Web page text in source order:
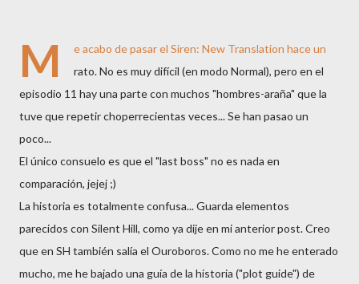
M e acabo de pasar el Siren: New Translation hace un
rato. No es muy difícil (en modo Normal), pero en el
episodio 11 hay una parte con muchos "hombres-araña" que la
tuve que repetir choperrecientas veces... Se han pasao un
poco...
El único consuelo es que el "last boss" no es nada en
comparación, jejej ;)
La historia es totalmente confusa... Guarda elementos
parecidos con Silent Hill, como ya dije en mi anterior post. Creo
que en SH también salía el Ouroboros. Como no me he enterado
mucho, me he bajado una guía de la historia ("plot guide") de